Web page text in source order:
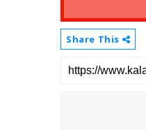
Share This